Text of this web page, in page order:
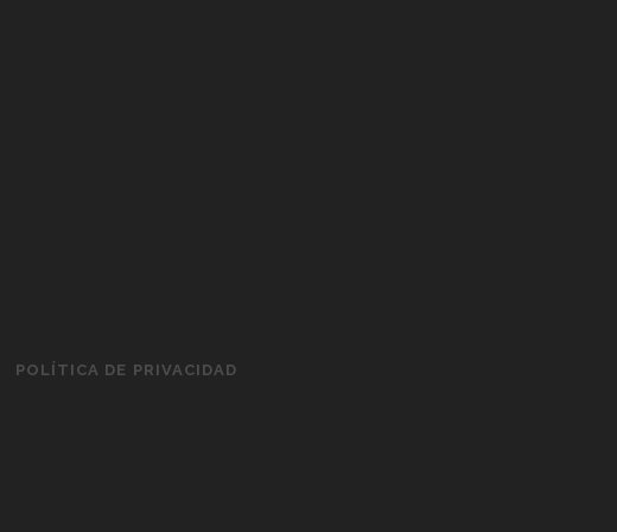
POLÍTICA DE PRIVACIDAD